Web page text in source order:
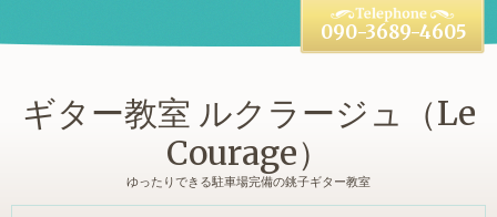
ギター教室 ルクラージュ（Le
Courage）
ゆったりできる駐車場完備の銚子ギター教室
090-3689-4605